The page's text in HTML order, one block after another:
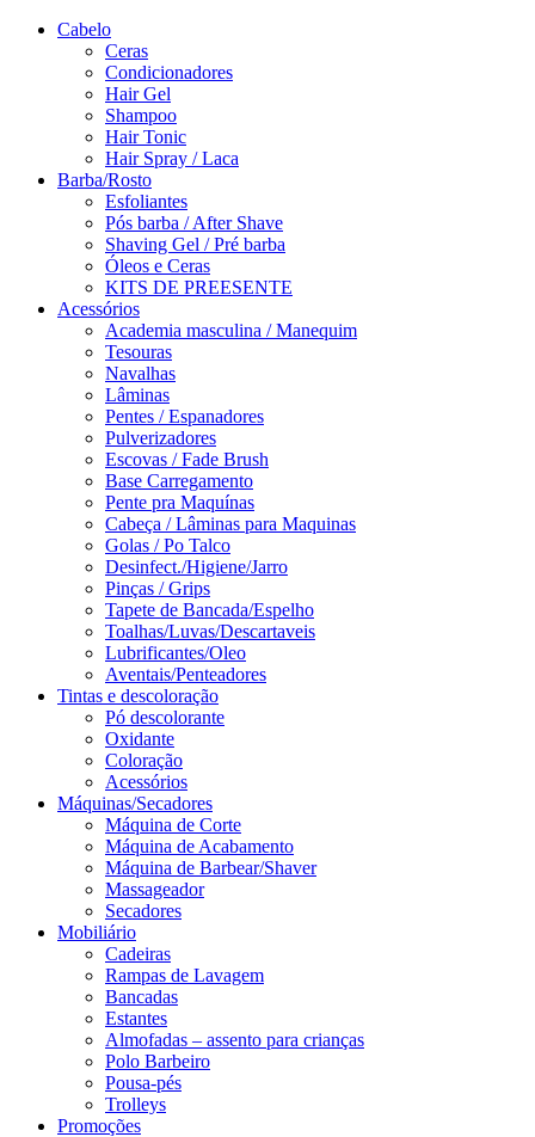
Cabelo
Ceras
Condicionadores
Hair Gel
Shampoo
Hair Tonic
Hair Spray / Laca
Barba/Rosto
Esfoliantes
Pós barba / After Shave
Shaving Gel / Pré barba
Óleos e Ceras
KITS DE PREESENTE
Acessórios
Academia masculina / Manequim
Tesouras
Navalhas
Lâminas
Pentes / Espanadores
Pulverizadores
Escovas / Fade Brush
Base Carregamento
Pente pra Maquínas
Cabeça / Lâminas para Maquinas
Golas / Po Talco
Desinfect./Higiene/Jarro
Pinças / Grips
Tapete de Bancada/Espelho
Toalhas/Luvas/Descartaveis
Lubrificantes/Oleo
Aventais/Penteadores
Tintas e descoloração
Pó descolorante
Oxidante
Coloração
Acessórios
Máquinas/Secadores
Máquina de Corte
Máquina de Acabamento
Máquina de Barbear/Shaver
Massageador
Secadores
Mobiliário
Cadeiras
Rampas de Lavagem
Bancadas
Estantes
Almofadas – assento para crianças
Polo Barbeiro
Pousa-pés
Trolleys
Promoções